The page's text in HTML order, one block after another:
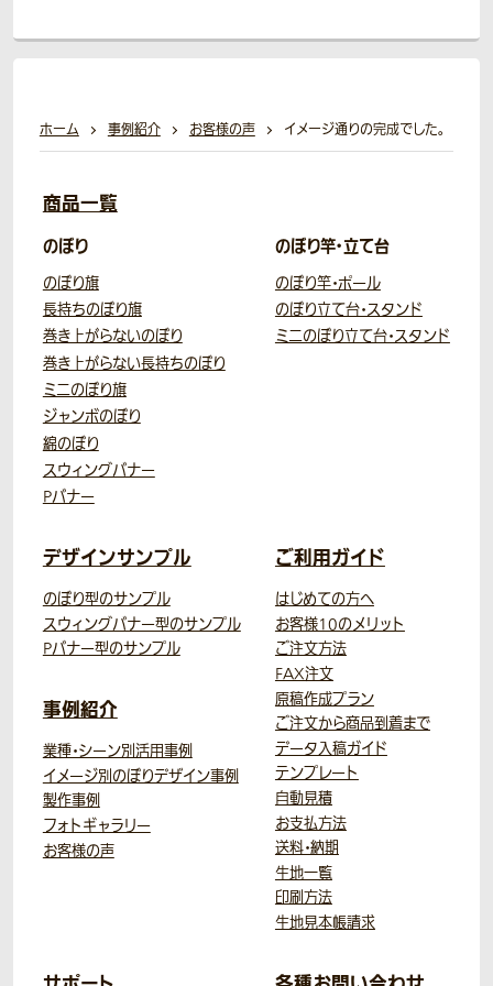
ホーム 事例紹介 お客様の声 イメージ通りの完成でした。
商品一覧
のぼり
のぼり旗
長持ちのぼり旗
巻き上がらないのぼり
巻き上がらない長持ちのぼり
ミニのぼり旗
ジャンボのぼり
綿のぼり
スウィングバナー
Pバナー
のぼり竿・立て台
のぼり竿・ポール
のぼり立て台・スタンド
ミニのぼり立て台・スタンド
デザインサンプル
のぼり型のサンプル
スウィングバナー型のサンプル
Pバナー型のサンプル
事例紹介
業種・シーン別活用事例
イメージ別のぼりデザイン事例
製作事例
フォトギャラリー
お客様の声
ご利用ガイド
はじめての方へ
お客様10のメリット
ご注文方法
FAX注文
原稿作成プラン
ご注文から商品到着まで
データ入稿ガイド
テンプレート
自動見積
お支払方法
送料・納期
生地一覧
印刷方法
生地見本帳請求